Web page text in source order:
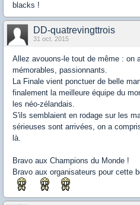
blacks !
DD-quatrevingttrois
31 oct. 2015
Allez avouons-le tout de même : on
mémorables, passionnants.
La Finale vient ponctuer de belle
finalement la meilleure équipe du
les néo-zélandais.
S'ils semblaient en rodage sur les
sérieuses sont arrivées, on a
là.
Bravo aux Champions du Monde !
Bravo aux organisateurs pour cette